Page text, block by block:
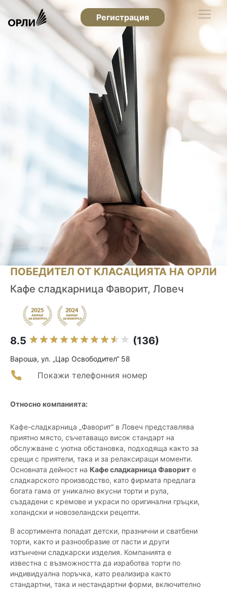
Регистрация
ПОБЕДИТЕЛ ОТ КЛАСАЦИЯТА НА ОРЛИ
Кафе сладкарница Фаворит, Ловеч
8.5 (136)
Вароша, ул. „Цар Освободител“ 58
Покажи телефонния номер
Относно компанията:
Кафе-сладкарница „Фаворит“ в Ловеч представлява
приятно място, съчетаващо висок стандарт на
обслужване с уютна обстановка, подходяща както за
срещи с приятели, така и за релаксиращи моменти.
Основната дейност на Кафе сладкарница Фаворит е
сладкарското производство, като фирмата предлага
богата гама от уникално вкусни торти и рула,
създадени с кремове и украси по оригинални гръцки,
холандски и новозеландски рецепти.
В асортимента попадат детски, празнични и сватбени
торти, както и разнообразие от пасти и други
изтънчени сладкарски изделия. Компанията е
известна с възможността да изработва торти по
индивидуална поръчка, като реализира както
стандартни, така и нестандартни форми, включително